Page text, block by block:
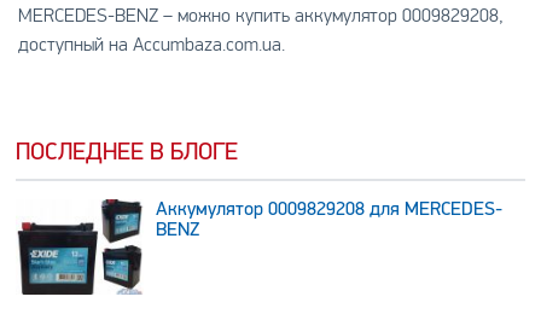
MERCEDES-BENZ – можно купить аккумулятор 0009829208,
доступный на Accumbaza.com.ua.
ПОСЛЕДНЕЕ В БЛОГЕ
Аккумулятор 0009829208 для MERCEDES-
BENZ